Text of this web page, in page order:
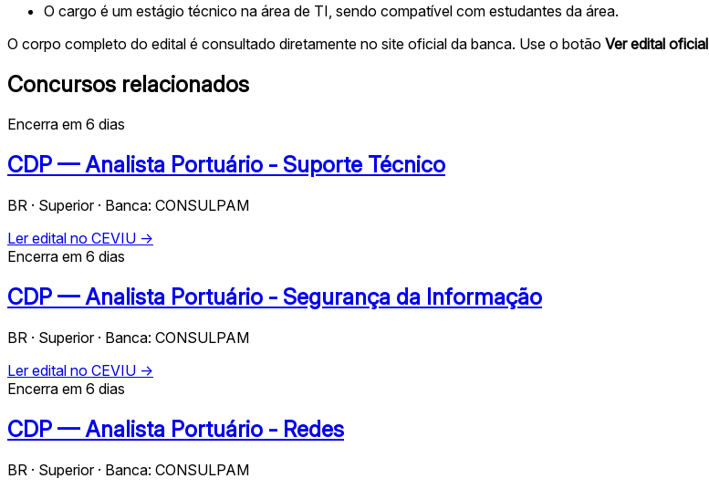
O cargo é um estágio técnico na área de TI, sendo compatível com estudantes da área.
O corpo completo do edital é consultado diretamente no site oficial da banca. Use o botão Ver edital oficial
Concursos relacionados
Encerra em 6 dias
CDP — Analista Portuário - Suporte Técnico
BR · Superior · Banca: CONSULPAM
Ler edital no CEVIU →
Encerra em 6 dias
CDP — Analista Portuário - Segurança da Informação
BR · Superior · Banca: CONSULPAM
Ler edital no CEVIU →
Encerra em 6 dias
CDP — Analista Portuário - Redes
BR · Superior · Banca: CONSULPAM